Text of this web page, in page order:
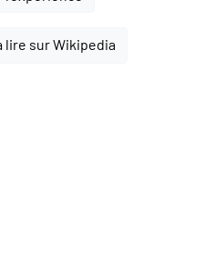
lire sur Wikipedia